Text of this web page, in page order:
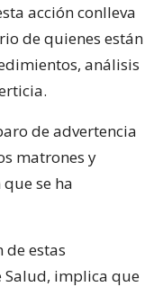
acción conlleva
de quienes están
análisis
de advertencia
matrones y
se ha
de estas
Salud, implica que